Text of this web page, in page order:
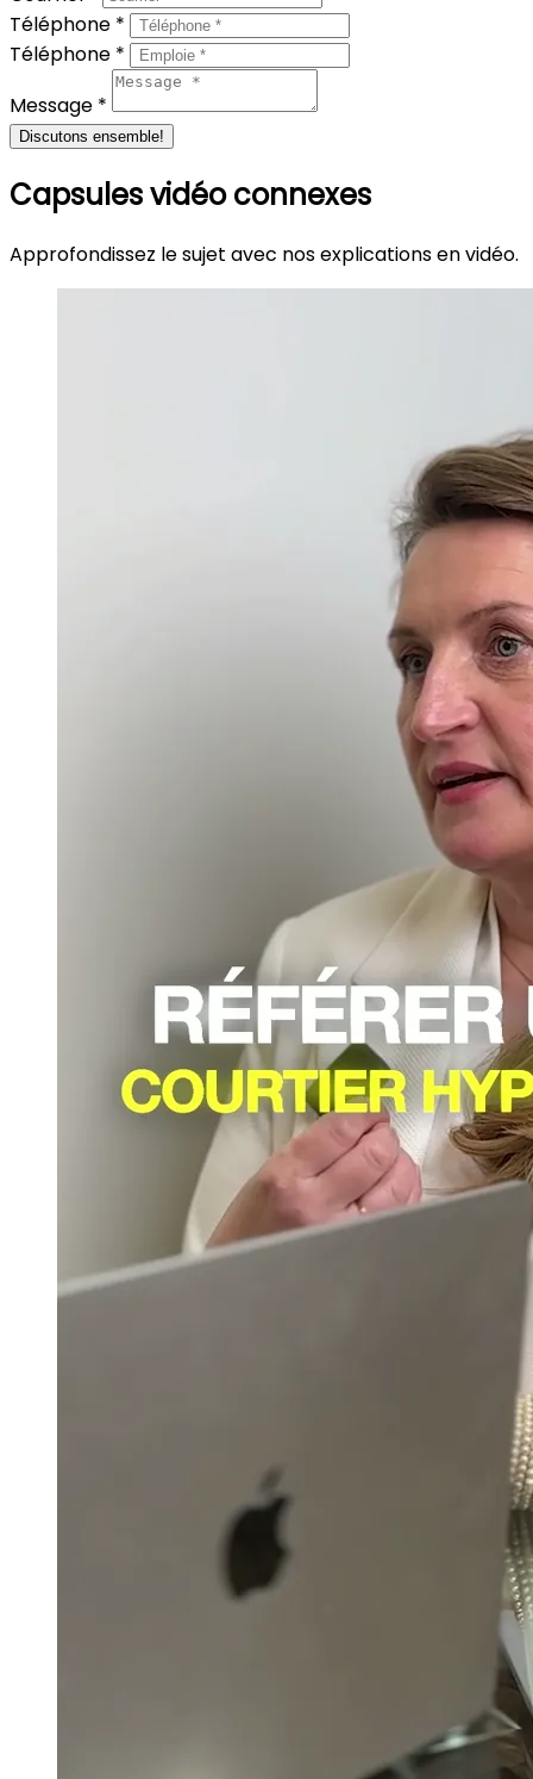
Téléphone *
Téléphone *
Message *
Discutons ensemble!
Capsules vidéo connexes
Approfondissez le sujet avec nos explications en vidéo.